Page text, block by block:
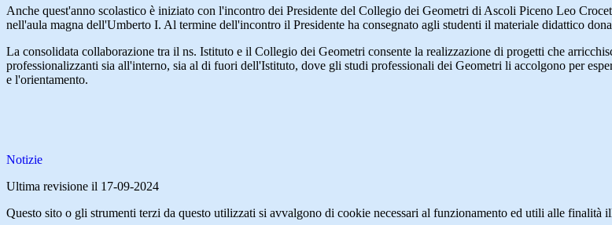
Anche quest'anno scolastico è iniziato con l'incontro dei Presidente del Collegio dei Geometri di Ascoli Piceno Leo
nell'aula magna dell'Umberto I. Al termine dell'incontro il Presidente ha consegnato agli studenti il materiale didattico
La consolidata collaborazione tra il ns. Istituto e il Collegio dei Geometri consente la realizzazione di progetti che
professionalizzanti sia all'interno, sia al di fuori dell'Istituto, dove gli studi professionali dei Geometri li accolgono per
e l'orientamento.
Notizie
Ultima revisione il 17-09-2024
Questo sito o gli strumenti terzi da questo utilizzati si avvalgono di cookie necessari al funzionamento ed utili alle finalità